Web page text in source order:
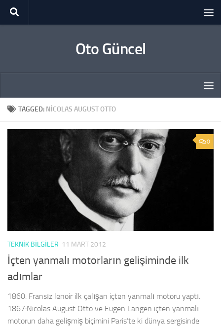
Skip to content
Oto Güncel
TAGGED: NICOLAS AUGUST OTTO
0
TEKNIK BILGILER 11 MART 2012
İçten yanmalı motorların gelişiminde ilk
adımlar
1860: Fransız lenoir ilk çalışan içten yanmalı motoru yaptı.
1867:Nicolas August Otto ve Eugen Langen içten yanmalı
motorun daha gelişmiş biçimini Paris’te ki dünya sergisinde